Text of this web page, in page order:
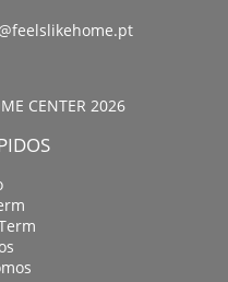
CENTER 2026